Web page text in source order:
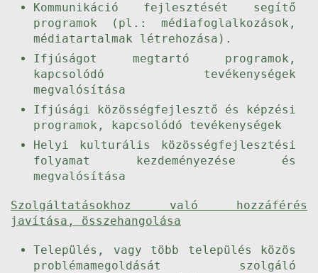
Kommunikáció fejlesztését segítő
programok (pl.: médiafoglalkozások,
médiatartalmak létrehozása).
Ifjúságot megtartó programok,
kapcsolódó tevékenységek
megvalósítása
Ifjúsági közösségfejlesztő és képzési
programok, kapcsolódó tevékenységek
Helyi kulturális közösségfejlesztési
folyamat kezdeményezése és
megvalósítása
Szolgáltatásokhoz való hozzáférés
javítása, összehangolása
Település, vagy több település közös
problémamegoldását szolgáló